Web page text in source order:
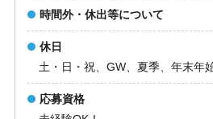
時間外・休出等について
休日
土・日・祝、GW、夏季、年末年
応募資格